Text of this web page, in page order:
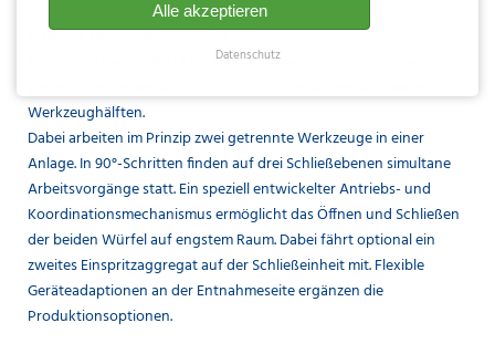
FOBOHA Doppelwürfeltechnik
Das innovative FOBOHA Doppelwürfelsystem verbindet zwei
Werkzeughälften.
Dabei arbeiten im Prinzip zwei getrennte Werkzeuge in einer
Anlage. In 90°-Schritten finden auf drei Schließebenen simultane
Arbeitsvorgänge statt. Ein speziell entwickelter Antriebs- und
Koordinationsmechanismus ermöglicht das Öffnen und Schließen
der beiden Würfel auf engstem Raum. Dabei fährt optional ein
zweites Einspritzaggregat auf der Schließeinheit mit. Flexible
Geräteadaptionen an der Entnahmeseite ergänzen die
Produktionsoptionen.
Alle akzeptieren
Datenschutz